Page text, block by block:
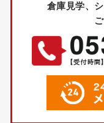
倉庫見学、